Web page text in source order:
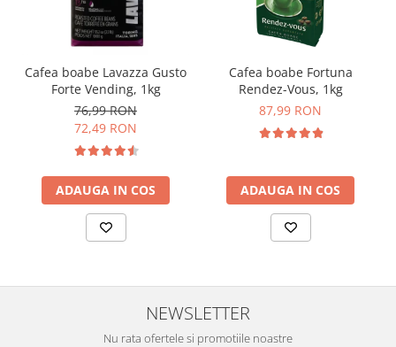
Cafea boabe Lavazza Gusto
Forte Vending, 1kg
76,99 RON
72,49 RON
ADAUGA IN COS
Cafea boabe Fortuna
Rendez-Vous, 1kg
87,99 RON
ADAUGA IN COS
NEWSLETTER
Nu rata ofertele si promotiile noastre